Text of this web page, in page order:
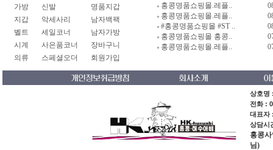
가방 신발
명품지갑
지갑
악세사리
남자백팩
벨트
세일코너
남자가방
시계
사은품코너
장바구니
의류
스페셜오더 회원가입
홍콩명품쇼핑몰.레플..
홍콩명품쇼핑몰.레플..
#홍콩명품쇼핑몰 #ST ..
홍콩명품쇼핑몰 홍콩..
홍콩명품쇼핑몰.레플..
상호명
전화 :
대표자
상담시
홍콩
님)